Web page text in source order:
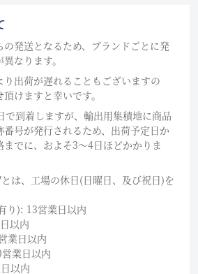
の発送となるため、ブランドごとに発
なります。
り出荷が遅れることもございますの
けますと幸いです。
で到着しますが、輸出用集積地に商品
号が発行されるため、出荷予定日か
までに、およそ3〜4日ほどかかりま
は、工場の休日(日曜日、及び祝日)を
り): 13営業日以内
以内
業日以内
業日以内
以内